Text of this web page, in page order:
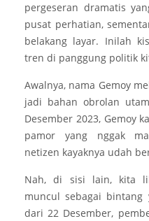
pergeseran dramatis
pusat perhatian,
belakang layar. Inilah
tren di panggung politik
Awalnya, nama Gemoy
jadi bahan obrolan
Desember 2023, Gemoy
pamor yang nggak
netizen kayaknya udah
Nah, di sisi lain, kita
muncul sebagai bintang
dari 22 Desember,